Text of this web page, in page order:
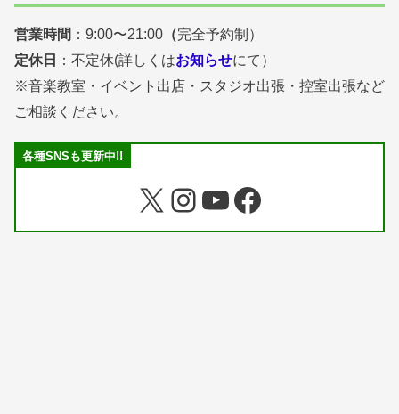
営業時間 ：9:00〜21:00 （完全予約制）
定休日
：不定休(詳しくはお知らせにて）
※音楽教室・イベント出店・スタジオ出張・控室出張など
ご相談ください。
各種SNSも更新中!!